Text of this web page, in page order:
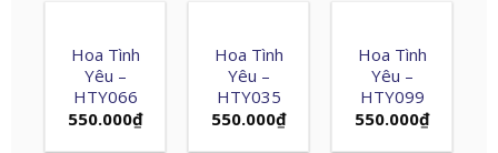
Hoa Tình
Yêu –
HTY066
550.000₫
Hoa Tình
Yêu –
HTY035
550.000₫
Hoa Tình
Yêu –
HTY099
550.000₫